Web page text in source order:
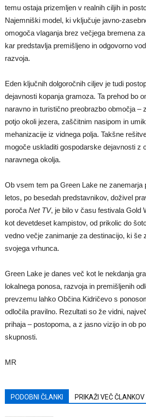
temu ostaja prizemljen v realnih ciljih in
Najemniški model, ki vključuje javno-
omogoča vlaganja brez večjega bremena
kar predstavlja premišljeno in odgovorno
razvoja.
Eden ključnih dolgoročnih ciljev je tudi
dejavnosti kopanja gramoza. Ta prehod bo
naravno in turistično preobrazbo območja –
potjo okoli jezera, zaščitnim nasipom in
mehanizacije iz vidnega polja. Takšne
mogoče uskladiti gospodarske dejavnosti z
naravnega okolja.
Ob vsem tem pa Green Lake ne zanemarja
letos, po besedah predstavnikov, doživel
poroča Net TV, je bilo v času festivala Gold
kot devetdeset kampistov, od prikolic do
vedno večje zanimanje za destinacijo, ki še
svojega vrhunca.
Green Lake je danes več kot le nekdanja
lokalnega ponosa, razvoja in premišljenih
prevzemu lahko Občina Kidričevo s
odločila pravilno. Rezultati so že vidni,
prihaja – postopoma, a z jasno vizijo in ob
skupnosti.
MR
PODOBNI ČLANKI PRIKAŽI VEČ